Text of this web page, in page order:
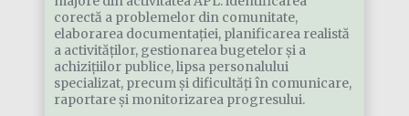
corectă a problemelor din comunitate,
elaborarea documentației, planificarea realistă
a activităților, gestionarea bugetelor și a
achizițiilor publice, lipsa personalului
specializat, precum și dificultăți în comunicare,
raportare și monitorizarea progresului.